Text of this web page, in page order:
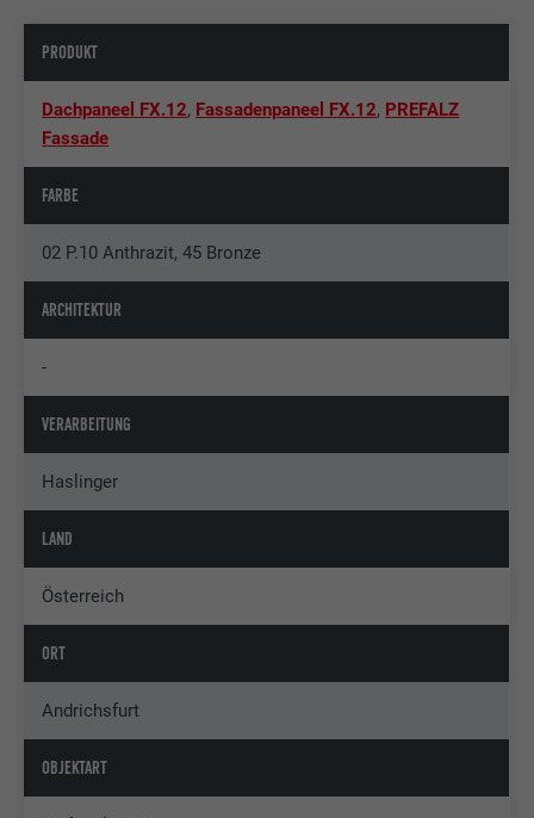
PRODUKT
Dachpaneel FX.12, Fassadenpaneel FX.12, PREFALZ
Fassade
FARBE
02 P.10 Anthrazit, 45 Bronze
ARCHITEKTUR
-
VERARBEITUNG
Haslinger
LAND
Österreich
ORT
Andrichsfurt
OBJEKTART